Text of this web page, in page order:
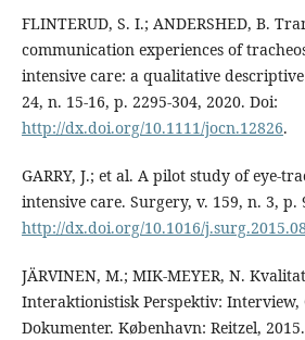
FLINTERUD, S. I.; ANDERSHED, B.
communication experiences of
intensive care: a qualitative
24, n. 15-16, p. 2295-304, 2020. Doi:
http://dx.doi.org/10.1111/jocn.12826.
GARRY, J.; et al. A pilot study of eye-
intensive care. Surgery, v. 159, n. 3, p.
http://dx.doi.org/10.1016/
JÄRVINEN, M.; MIK-MEYER, N.
Interaktionistisk Perspektiv: Interview,
Dokumenter. København: Reitzel,